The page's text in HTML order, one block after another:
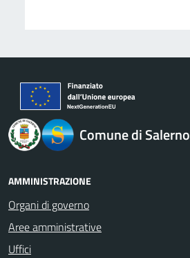
logo Unione Europea
Comune di Salerno
AMMINISTRAZIONE
Organi di governo
Aree amministrative
Uffici